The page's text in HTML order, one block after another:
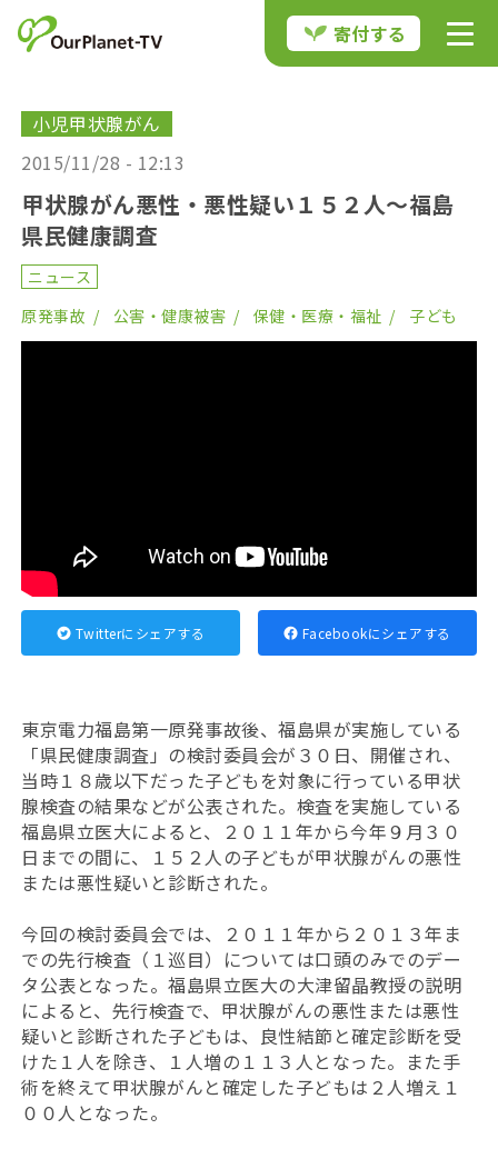
寄付する
小児甲状腺がん
2015/11/28 - 12:13
甲状腺がん悪性・悪性疑い１５２人〜福島
県民健康調査
ニュース
原発事故
公害・健康被害 保健・医療・福祉 子ども
Twitterにシェアする Facebookにシェアする
東京電力福島第一原発事故後、福島県が実施している
「県民健康調査」の検討委員会が３０日、開催され、
当時１８歳以下だった子どもを対象に行っている甲状
腺検査の結果などが公表された。検査を実施している
福島県立医大によると、２０１１年から今年９月３０
日までの間に、１５２人の子どもが甲状腺がんの悪性
または悪性疑いと診断された。
今回の検討委員会では、２０１１年から２０１３年ま
での先行検査（１巡目）については口頭のみでのデー
タ公表となった。福島県立医大の大津留晶教授の説明
によると、先行検査で、甲状腺がんの悪性または悪性
疑いと診断された子どもは、良性結節と確定診断を受
けた１人を除き、１人増の１１３人となった。また手
術を終えて甲状腺がんと確定した子どもは２人増え１
００人となった。